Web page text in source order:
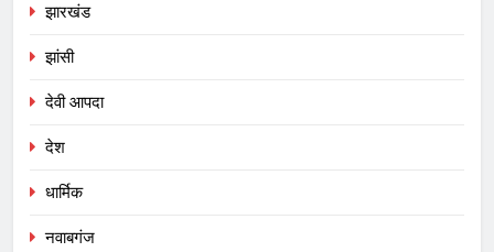
झारखंड
झांसी
देवी आपदा
देश
धार्मिक
नवाबगंज